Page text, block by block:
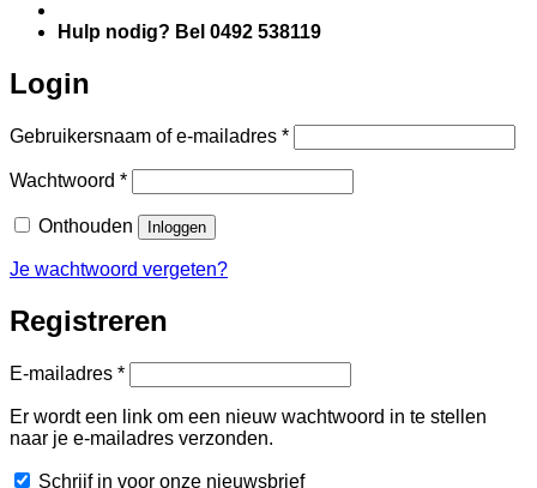
Hulp nodig? Bel 0492 538119
Login
Gebruikersnaam of e-mailadres *Vereist
Wachtwoord *Vereist
Onthouden Inloggen
Je wachtwoord vergeten?
Registreren
E-mailadres *Vereist
Er wordt een link om een nieuw wachtwoord in te stellen
naar je e-mailadres verzonden.
Schrijf in voor onze nieuwsbrief